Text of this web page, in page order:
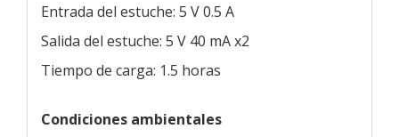
Entrada del estuche: 5 V 0.5 A
Salida del estuche: 5 V 40 mA x2
Tiempo de carga: 1.5 horas
Condiciones ambientales